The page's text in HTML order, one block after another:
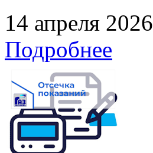
14 апреля 2026
Подробнее